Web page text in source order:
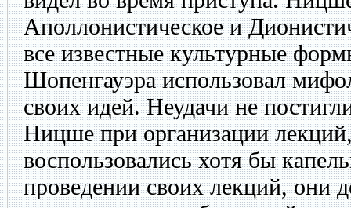
Аполлонистическое и
все известные культурные
Шопенгауэра использовал
своих идей. Неудачи не
Ницше при организации
воспользовались хотя бы
проведении своих лекций, они